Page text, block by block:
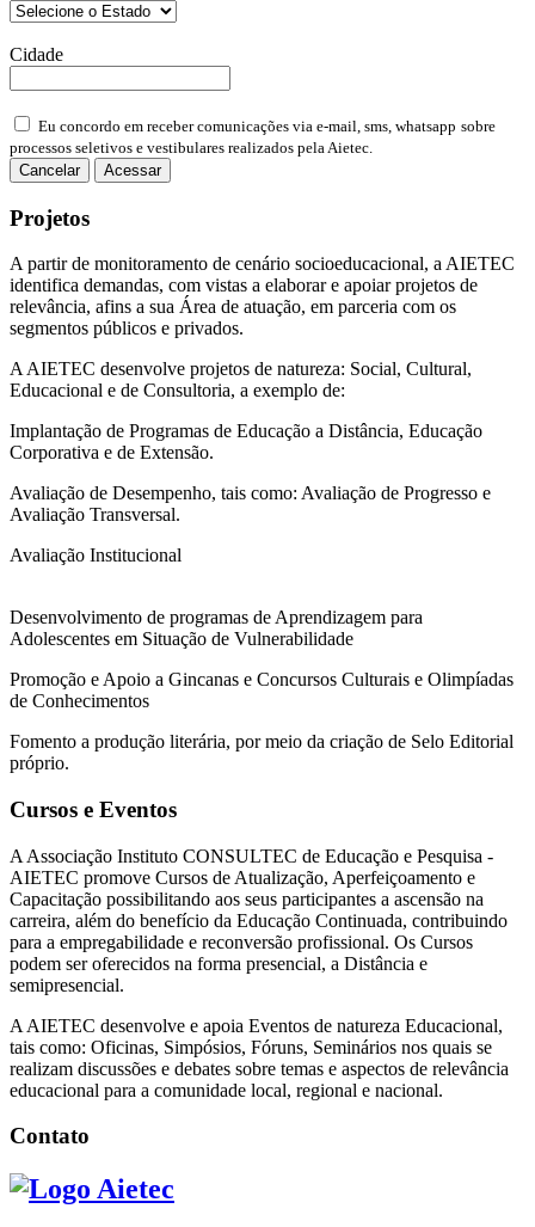
Cidade
Eu concordo em receber comunicações via e-mail, sms, whatsapp sobre
processos seletivos e vestibulares realizados pela Aietec.
Cancelar
Acessar
Projetos
A partir de monitoramento de cenário socioeducacional, a AIETEC
identifica demandas, com vistas a elaborar e apoiar projetos de
relevância, afins a sua Área de atuação, em parceria com os
segmentos públicos e privados.
A AIETEC desenvolve projetos de natureza: Social, Cultural,
Educacional e de Consultoria, a exemplo de:
Implantação de Programas de Educação a Distância, Educação
Corporativa e de Extensão.
Avaliação de Desempenho, tais como: Avaliação de Progresso e
Avaliação Transversal.
Avaliação Institucional
Desenvolvimento de programas de Aprendizagem para
Adolescentes em Situação de Vulnerabilidade
Promoção e Apoio a Gincanas e Concursos Culturais e Olimpíadas
de Conhecimentos
Fomento a produção literária, por meio da criação de Selo Editorial
próprio.
Cursos e Eventos
A Associação Instituto CONSULTEC de Educação e Pesquisa -
AIETEC promove Cursos de Atualização, Aperfeiçoamento e
Capacitação possibilitando aos seus participantes a ascensão na
carreira, além do benefício da Educação Continuada, contribuindo
para a empregabilidade e reconversão profissional. Os Cursos
podem ser oferecidos na forma presencial, a Distância e
semipresencial.
A AIETEC desenvolve e apoia Eventos de natureza Educacional,
tais como: Oficinas, Simpósios, Fóruns, Seminários nos quais se
realizam discussões e debates sobre temas e aspectos de relevância
educacional para a comunidade local, regional e nacional.
Contato